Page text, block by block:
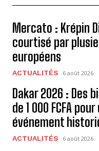
Mercato : Krépin
courtisé par
européens
ACTUALITÉS 6 août 2026
Dakar 2026 : Des
de 1 000 FCFA pour
événement
ACTUALITÉS 6 août 2026